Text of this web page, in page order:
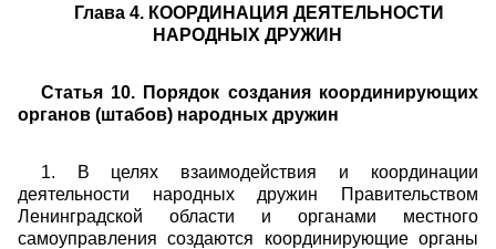
Глава 4. КООРДИНАЦИЯ ДЕЯТЕЛЬНОСТИ
НАРОДНЫХ ДРУЖИН
Статья 10. Порядок создания координирующих
органов (штабов) народных дружин
1. В целях взаимодействия и координации
деятельности народных дружин Правительством
Ленинградской области и органами местного
самоуправления создаются координирующие органы